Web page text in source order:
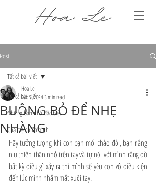
Post
Tất cả bài viết
Những bạn nhỏ đặc biệt
Cha mẹ chiến binh
Tất cả bài viết
BUÔNG BỎ ĐỂ NHẸ
NHÀNG
Hoa Le
Feb 5, 20243 min read
Hãy tưởng tượng khi con bạn mới chào đời, bạn nâng
niu thiên thần nhỏ trên tay và tự nói với mình rằng dù
bất kỳ điều gì xảy ra thì mình sẽ yêu con vô điều kiện
đến lúc mình nhắm mắt xuôi tay.